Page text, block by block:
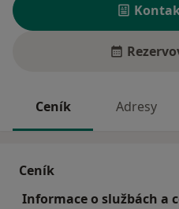
Ceník Adresy
Ceník
Informace o službách a